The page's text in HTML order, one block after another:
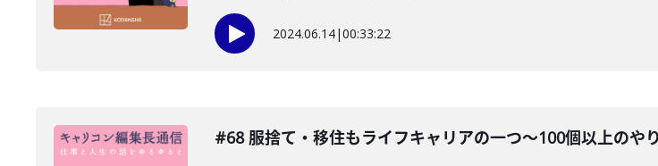
2024.06.14|00:33:22
#68 服捨て・移住もライフキャリアの一つ〜100個以上のや